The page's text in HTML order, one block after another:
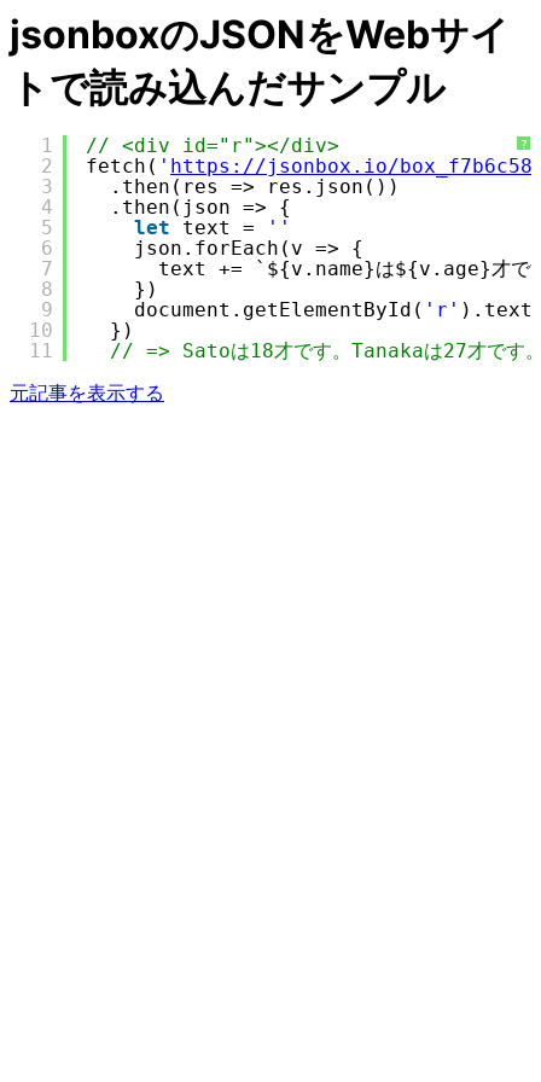
jsonboxのJSONをWebサイ
トで読み込んだサンプル
?
1
2
3
4
5
6
7
8
9
10
11
// <div id="r"></div>
fetch( ' https://jsonbox.io/
.then(res => res.json())
.then(json => {
let
text =
''
json.forEach(v => {
text += `${v.name}は${v.age}才で
})
document.getElementById( 'r'
})
// => Satoは18才です。Tanakaは27才です
元記事を表示する